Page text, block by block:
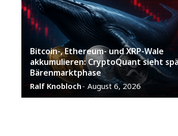
Bitcoin-, Ethereum- und XRP-Wale
akkumulieren: CryptoQuant sieht
Bärenmarktphase
Ralf Knobloch- August 6, 2026